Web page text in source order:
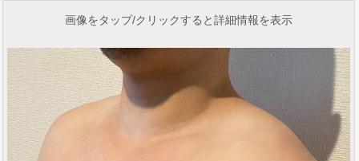
画像をタップ/クリックすると詳細情報を表示